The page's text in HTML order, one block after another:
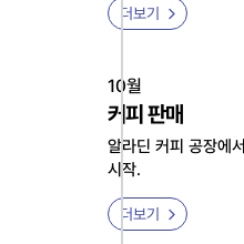
더보기
10월
커피 판매
알라딘 커피 공장에
시작.
더보기